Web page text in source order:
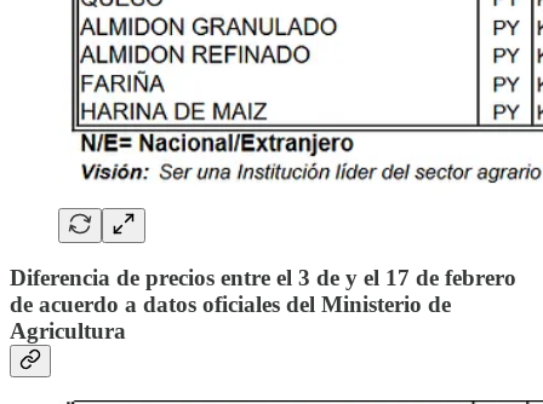
Diferencia de precios entre el 3 de y el 17 de febrero
de acuerdo a datos oficiales del Ministerio de
Agricultura